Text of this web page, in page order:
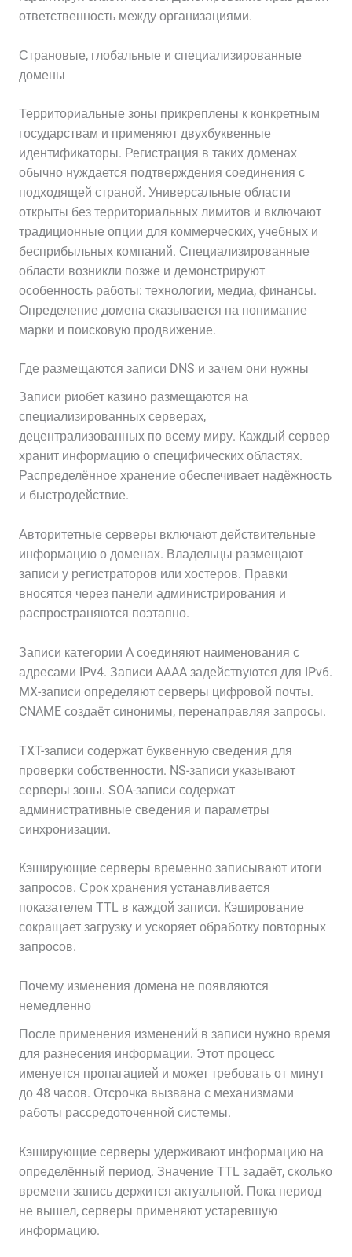
ответственность между организациями.
Страновые, глобальные и специализированные
домены
Территориальные зоны прикреплены к конкретным
государствам и применяют двухбуквенные
идентификаторы. Регистрация в таких доменах
обычно нуждается подтверждения соединения с
подходящей страной. Универсальные области
открыты без территориальных лимитов и включают
традиционные опции для коммерческих, учебных и
бесприбыльных компаний. Специализированные
области возникли позже и демонстрируют
особенность работы: технологии, медиа, финансы.
Определение домена сказывается на понимание
марки и поисковую продвижение.
Где размещаются записи DNS и зачем они нужны
Записи риобет казино размещаются на
специализированных серверах,
децентрализованных по всему миру. Каждый сервер
хранит информацию о специфических областях.
Распределённое хранение обеспечивает надёжность
и быстродействие.
Авторитетные серверы включают действительные
информацию о доменах. Владельцы размещают
записи у регистраторов или хостеров. Правки
вносятся через панели администрирования и
распространяются поэтапно.
Записи категории A соединяют наименования с
адресами IPv4. Записи AAAA задействуются для IPv6.
MX-записи определяют серверы цифровой почты.
CNAME создаёт синонимы, перенаправляя запросы.
TXT-записи содержат буквенную сведения для
проверки собственности. NS-записи указывают
серверы зоны. SOA-записи содержат
административные сведения и параметры
синхронизации.
Кэширующие серверы временно записывают итоги
запросов. Срок хранения устанавливается
показателем TTL в каждой записи. Кэширование
сокращает загрузку и ускоряет обработку повторных
запросов.
Почему изменения домена не появляются
немедленно
После применения изменений в записи нужно время
для разнесения информации. Этот процесс
именуется пропагацией и может требовать от минут
до 48 часов. Отсрочка вызвана с механизмами
работы рассредоточенной системы.
Кэширующие серверы удерживают информацию на
определённый период. Значение TTL задаёт, сколько
времени запись держится актуальной. Пока период
не вышел, серверы применяют устаревшую
информацию.